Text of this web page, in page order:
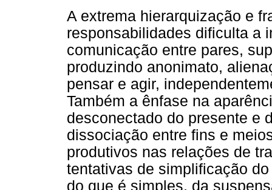
A extrema hierarquização e
responsabilidades dificulta a
comunicação entre pares,
produzindo anonimato,
pensar e agir,
Também a ênfase na
desconectado do presente e
dissociação entre fins e
produtivos nas relações de
tentativas de simplificação
do que é simples, da